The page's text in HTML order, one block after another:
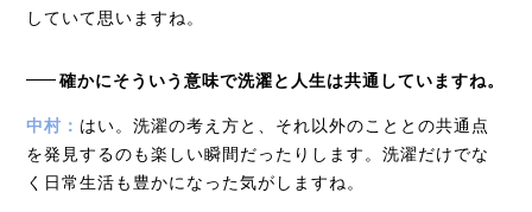
していて思いますね。
確かにそういう意味で洗濯と人生は共通していますね。
中村： はい。洗濯の考え方と、それ以外のこととの共通点
を発見するのも楽しい瞬間だったりします。洗濯だけでな
く日常生活も豊かになった気がしますね。